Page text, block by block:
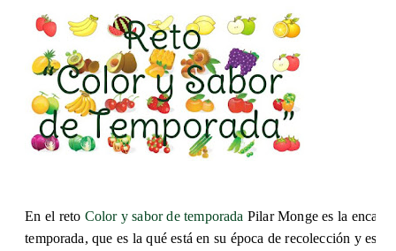
En el reto Color y sabor de temporada Pilar Monge es la
temporada, que es la qué está en su época de recolección y es